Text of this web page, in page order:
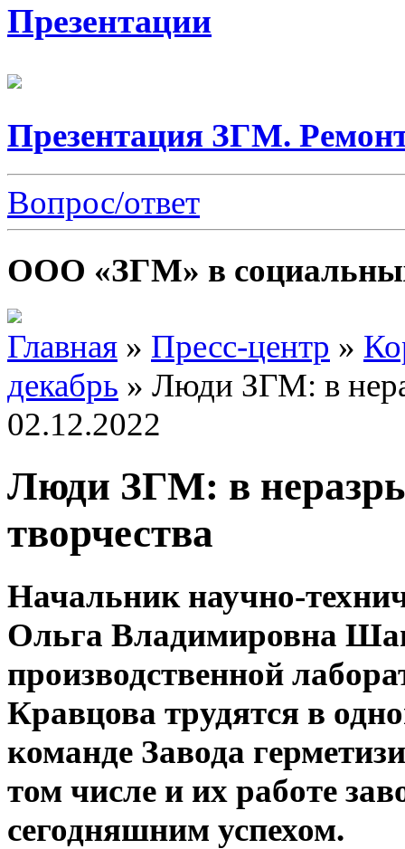
Презентации
Презентация ЗГМ.
Вопрос/ответ
ООО «ЗГМ» в
Главная » Пресс-центр »
декабрь » Люди ЗГМ: в
02.12.2022
Люди ЗГМ: в
творчества
Начальник научно-
Ольга Владимировна
производственной
Кравцова трудятся в
команде Завода
том числе и их работе
сегодняшним успехом.